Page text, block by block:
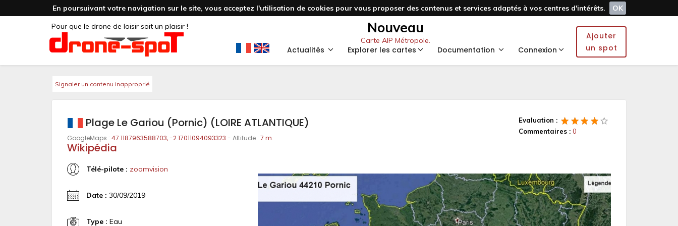
En poursuivant votre navigation sur le site, vous acceptez l'utilisation de cookies pour vous proposer des contenus et services adaptés à vos centres d'intérêts.
OK
Pour que le drone de loisir soit un plaisir !
Nouveau
Carte AIP Métropole.
Actualités Explorer les cartes Documentation Connexion
Ajouter
un spot
Signaler un contenu inapproprié
Evaluation :
Commentaires : 0
Plage Le Gariou (Pornic) (LOIRE ATLANTIQUE)
GoogleMaps : 47.1187963588703, -2.17011094093323 - Altitude : 7 m.
Wikipédia
Télé-pilote : zoomvision
Date : 30/09/2019
Type : Eau